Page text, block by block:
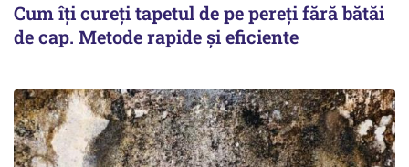
Cum îți cureți tapetul de pe pereți fără bătăi
de cap. Metode rapide și eficiente